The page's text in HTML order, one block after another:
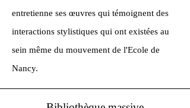
entretienne ses œuvres qui témoignent des
interactions stylistiques qui ont existées au
sein même du mouvement de l'Ecole de
Nancy.